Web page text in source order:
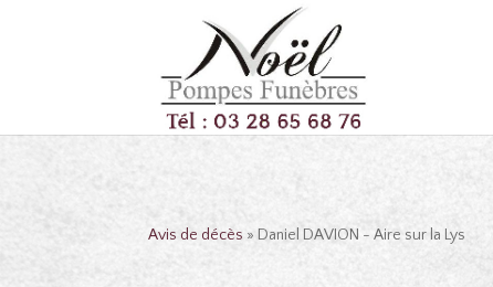
Avis de décès » Daniel DAVION - Aire sur la Lys